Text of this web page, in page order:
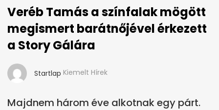
Veréb Tamás a színfalak mögött
megismert barátnőjével érkezett
a Story Gálára
Startlap Kiemelt Hírek
Majdnem három éve alkotnak egy párt.